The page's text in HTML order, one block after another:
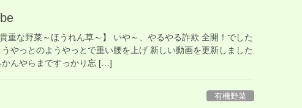
重な野菜～ほうれん草～】 いや～、やるやる詐欺 全開！でした
やっとのようやっとで重い腰を上げ 新しい動画を更新しました
かんやらまですっかり忘 […]
有機野菜